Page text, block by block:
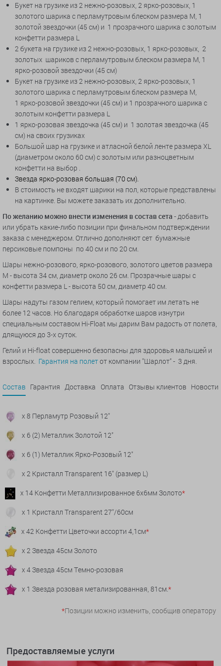
Букет на грузике из 2 нежно-розовых, 2 ярко-розовых, 1
золотого шарика с перламутровым блеском размера М, 1
золотой звездочки (45 см) и 1 прозрачного шарика с золотым
конфетти размера L
2 букета на грузике из 2 нежно-розовых, 1 ярко-розовых, 2
золотых шариков с перламутровым блеском размера М, 1
ярко-розовой звездочки (45 см)
Букет на грузике из 2 нежно-розовых, 2 ярко-розовых, 1
золотого шарика с перламутровым блеском размера М,
1 ярко-розовой звездочки (45 см) и 1 прозрачного шарика с
золотым конфетти размера L
1 ярко-розовая звездочка (45 см) и 1 золотая звездочка (45
см) на своих грузиках
Большой шар на грузике и атласной белой ленте размера XL
(диаметром около 60 см)с золотым или разноцветным
конфетти на выбор .
Звезда ярко-розовая большая (70 см).
В стоимость не входят шарики на пол, которые представлены
на картинке. Вы можете заказать их дополнительно.
По желанию можно внести изменения в состав сета - добавить
или убрать какие-либо позиции при финальном подтверждении
заказа с менеджером. Отлично дополняют сет бумажные
персиковые помпоны по 40 см и по 20 см.
Шары нежно-розового, ярко-розового, золотого цветов размера
M - высота 34 см, диаметр около 26 см. Прозрачные шары с
конфетти размера L - высота 50 см, диаметр 40 см.
Шары надуты газом гелием, который помогает им летать не
более 12 часов. Но благодаря обработке шаров изнутри
специальным составом Hi-Float мы дарим Вам радость от полета,
длящуюся до 3-х суток.
Гелий и Hi-float совершенно безопасны для здоровья малышей и
взрослых. Гарантия на полетот компании "Шарлот" - 3 дня.
Состав Гарантия Доставка Оплата Отзывы клиентов Новости
x 8 Перламутр Розовый 12"
x 6 (2) Металлик Золотой 12"
x 6 (1) Металлик Ярко-Розовый 12"
x 2 Кристалл Transparent 16" (размер L)
x 14 Конфетти Металлизированное 6х6мм Золото*
x 1 Кристалл Transparent 27"/60см
x 42 Конфетти Цветочки ассорти 4,1см*
x 2 Звезда 45см Золото
x 4 Звезда 45см Темно-розовая
x 1 Звезда розовая метализированная, 81см.*
*Позиции можно изменить, сообщив оператору
Предоставляемые услуги